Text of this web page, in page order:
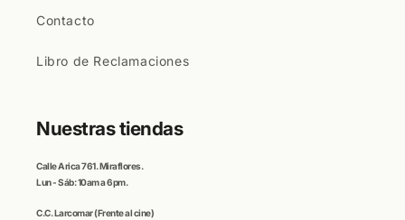
Contacto
Libro de Reclamaciones
Nuestras tiendas
CalleArica761. Miraflores.
Lun - Sáb: 10am a 6pm.
C.C. Larcomar(Frente al cine)